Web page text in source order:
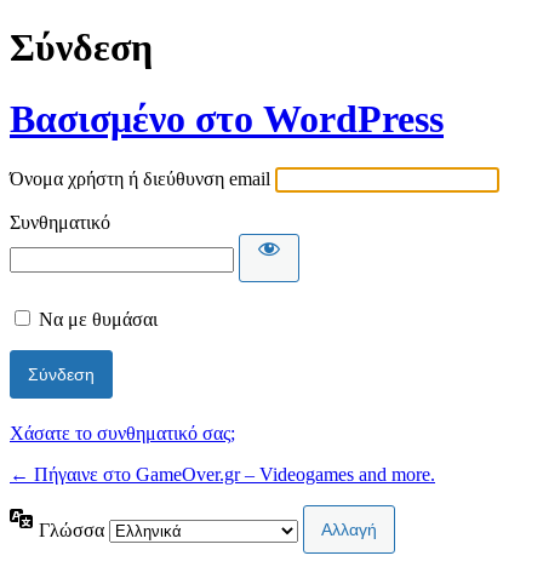
Σύνδεση
Βασισμένο στο WordPress
Όνομα χρήστη ή διεύθυνση email
Συνθηματικό
Να με θυμάσαι
Χάσατε το συνθηματικό σας;
← Πήγαινε στο GameOver.gr – Videogames and more.
Γλώσσα